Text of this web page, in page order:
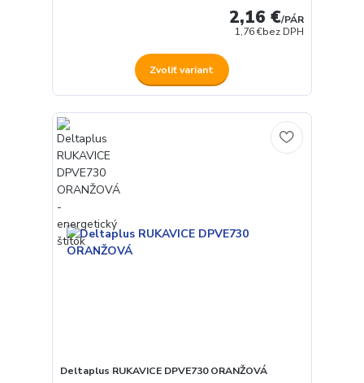
2,16 €/PÁR
1,76 €bez DPH
Zvoliť variant
Deltaplus RUKAVICE DPVE730 ORANŽOVÁ